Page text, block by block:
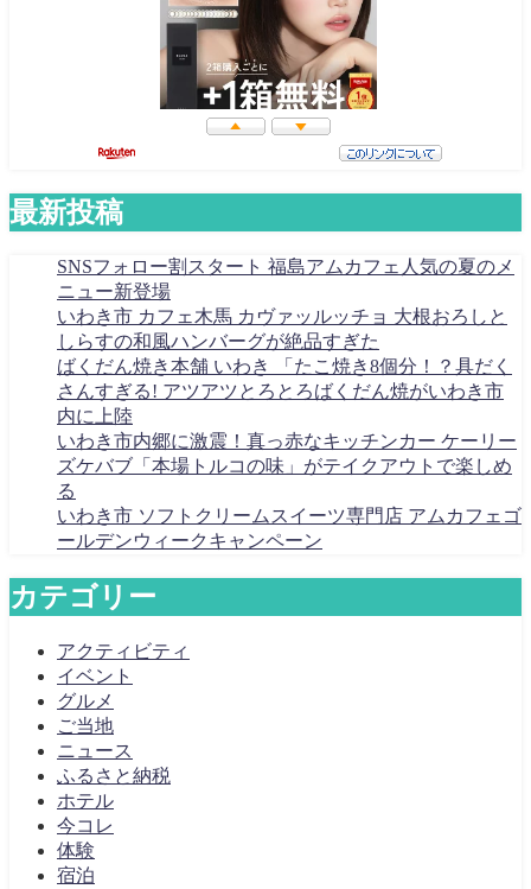
最新投稿
SNSフォロー割スタート 福島アムカフェ人気の夏のメ
ニュー新登場
いわき市 カフェ木馬 カヴァッルッチョ 大根おろしと
しらすの和風ハンバーグが絶品すぎた
ばくだん焼き本舗 いわき 「たこ焼き8個分！？具だく
さんすぎる! アツアツとろとろばくだん焼がいわき市
内に上陸
いわき市内郷に激震！真っ赤なキッチンカー ケーリー
ズケバブ「本場トルコの味」がテイクアウトで楽しめ
る
いわき市 ソフトクリームスイーツ専門店 アムカフェゴ
ールデンウィークキャンペーン
カテゴリー
アクティビティ
イベント
グルメ
ご当地
ニュース
ふるさと納税
ホテル
今コレ
体験
宿泊